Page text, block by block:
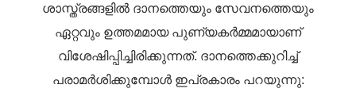
ശാസ്ത്രങ്ങളിൽ ദാനത്തെയും സേവനത്തെയും
ഏറ്റവും ഉത്തമമായ പുണ്യകർമ്മമായാണ്
വിശേഷിപ്പിച്ചിരിക്കുന്നത്. ദാനത്തെക്കുറിച്ച്
പരാമർശിക്കുമ്പോൾ ഇപ്രകാരം പറയുന്നു: